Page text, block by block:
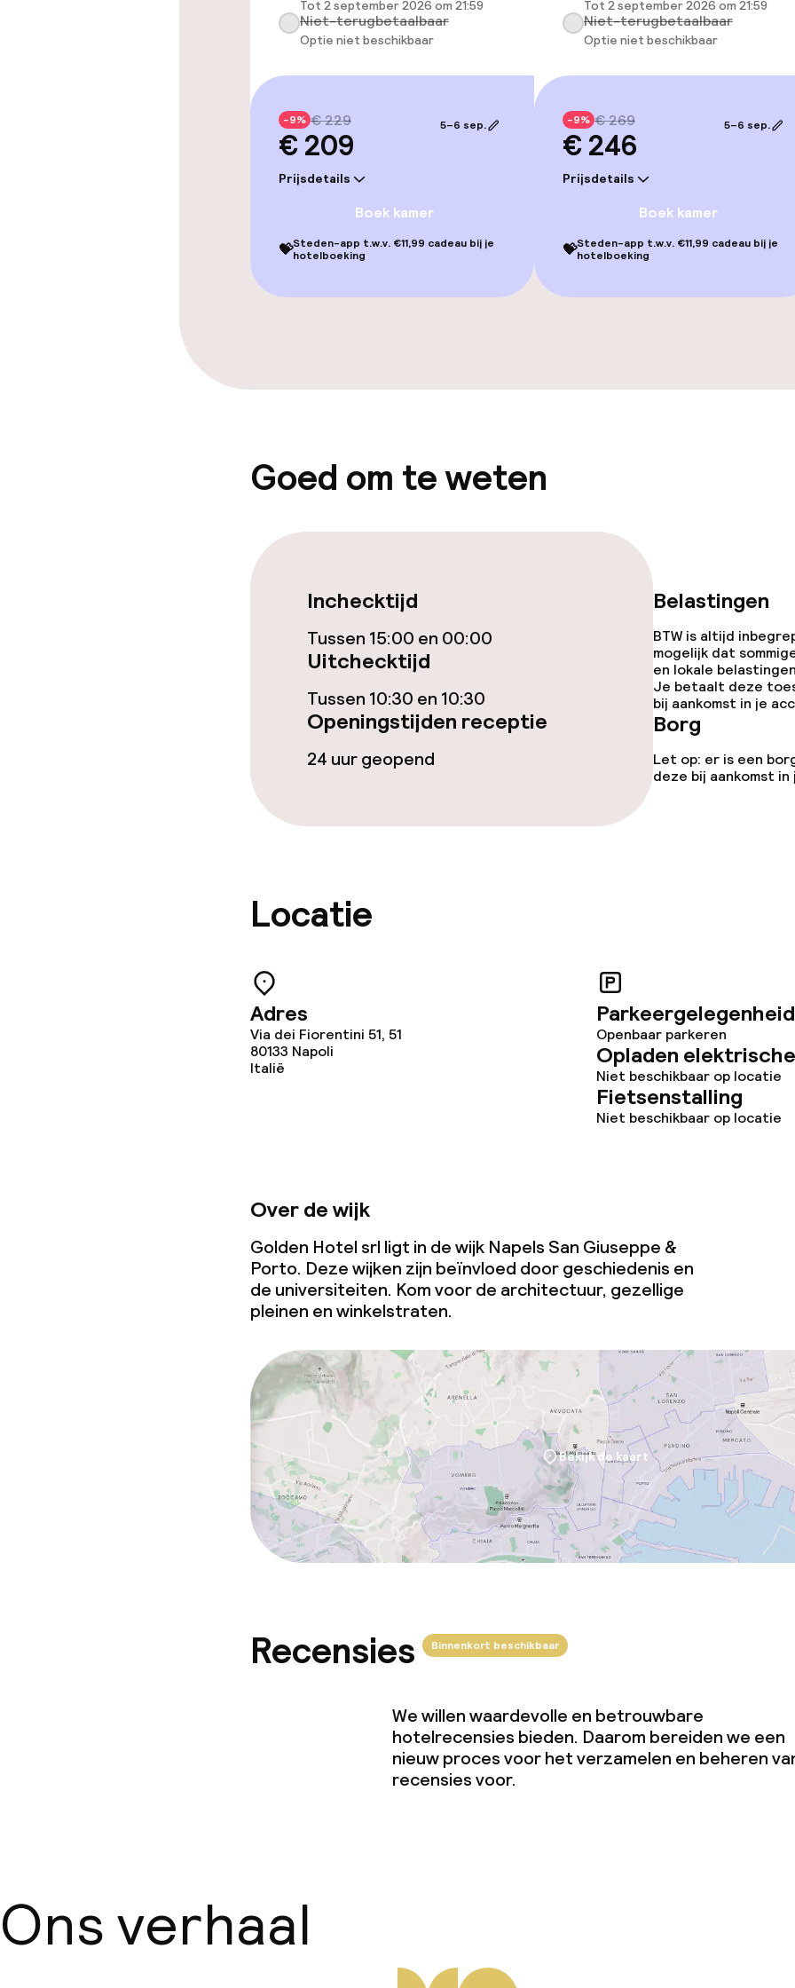
Tot 2 september 2026 om 21:59
Niet-terugbetaalbaar
Optie niet beschikbaar
-9% € 229
€ 209
Prijsdetails
5–6 sep.
Boek kamer
💝Steden-app t.w.v. €11,99 cadeau bij je
hotelboeking
Tot 2 september 2026 om 21:59
Niet-terugbetaalbaar
Optie niet beschikbaar
-9% € 269
€ 246
Prijsdetails
5–6 sep.
Boek kamer
💝Steden-app t.w.v. €11,99 cadeau bij je
hotelboeking
Goed om te weten
Inchecktijd
Tussen 15:00 en 00:00
Uitchecktijd
Tussen 10:30 en 10:30
Openingstijden receptie
24 uur geopend
Belastingen
BTW is altijd
mogelijk dat
en lokale
Je betaalt deze
bij aankomst in je
Borg
Let op: er is een
deze bij aankomst
Locatie
Adres
Via dei Fiorentini 51, 51
80133 Napoli
Italië
Parkeergelegenheid
Openbaar parkeren
Opladen
Niet beschikbaar op locatie
Fietsenstalling
Niet beschikbaar op locatie
Over de wijk
Golden Hotel srl ligt in de wijk Napels San Giuseppe &
Porto. Deze wijken zijn beïnvloed door geschiedenis en
de universiteiten. Kom voor de architectuur, gezellige
pleinen en winkelstraten.
Bekijk de kaart
Recensies Binnenkort beschikbaar
We willen waardevolle en betrouwbare
hotelrecensies bieden. Daarom bereiden we een
nieuw proces voor het verzamelen en beheren
recensies voor.
Ons verhaal